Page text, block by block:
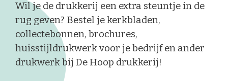
Wil je de drukkerij een extra steuntje in de
rug geven? Bestel je kerkbladen,
collectebonnen, brochures,
huisstijldrukwerk voor je bedrijf en ander
drukwerk bij De Hoop drukkerij!